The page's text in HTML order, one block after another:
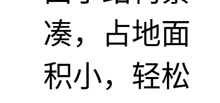
凑，占地面
积小，轻松